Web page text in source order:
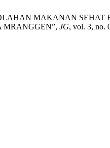
MAKANAN
MRANGGEN”, JG, vol. 3, no.